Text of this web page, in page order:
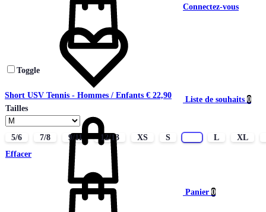
Connectez-vous
Liste de souhaits 0
Panier 0
Toggle
Short USV Tennis - Hommes / Enfants € 22,90
Tailles
5/6 7/8 9/11 12/13 XS S L
XL
Effacer